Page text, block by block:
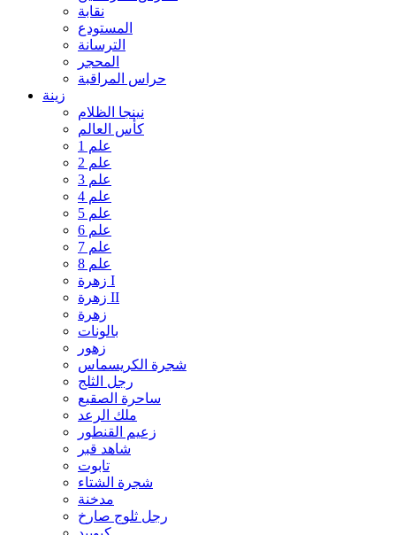
نقابة
المستودع
الترسانة
المحجر
حراس المراقبة
زينة
نينجا الظلام
كأس العالم
علم 1
علم 2
علم 3
علم 4
علم 5
علم 6
علم 7
علم 8
زهرة I
زهرة II
زهرة
بالونات
زهور
شجرة الكريسماس
رجل الثلج
ساحرة الصقيع
ملك الرعد
زعيم القنطور
شاهد قبر
تابوت
شجرة الشتاء
مدخنة
رجل ثلوج صارخ